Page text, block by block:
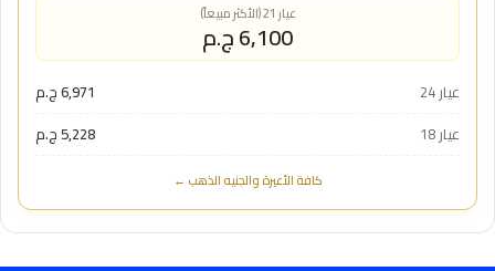
عيار 21 (الأكثر مبيعاً)
6,100 ج.م
عيار 24
6,971 ج.م
عيار 18
5,228 ج.م
كافة الأعيرة والجنيه الذهب ←